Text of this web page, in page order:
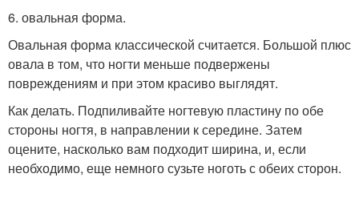
6. овальная форма.
Овальная форма классической считается. Большой плюс
овала в том, что ногти меньше подвержены
повреждениям и при этом красиво выглядят.
Как делать. Подпиливайте ногтевую пластину по обе
стороны ногтя, в направлении к середине. Затем
оцените, насколько вам подходит ширина, и, если
необходимо, еще немного сузьте ноготь с обеих сторон.